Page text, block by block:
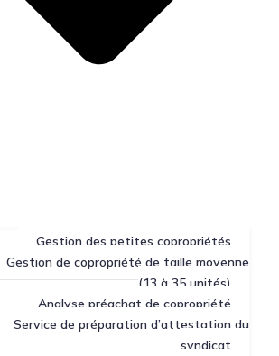
Gestion des petites copropriétés
Gestion de copropriété de taille moyenne
(13 à 35 unités)
Analyse préachat de copropriété
Service de préparation d’attestation du
syndicat